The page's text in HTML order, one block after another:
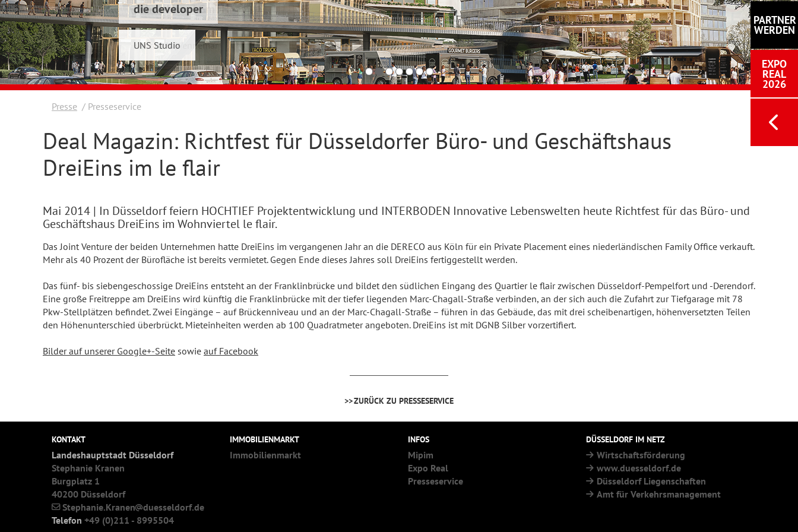
PARTNER
WERDEN
EXPO
REAL
2026
die developer
UNS Studio
Schwelmer7 GmbH
Konrad & Wennemar
Presse Presseservice
Deal Magazin: Richtfest für Düsseldorfer Büro- und Geschäftshaus
DreiEins im le flair
Mai 2014 | In Düsseldorf feiern HOCHTIEF Projektentwicklung und INTERBODEN Innovative Lebenswelten heute Richtfest für das Büro- und
Geschäftshaus DreiEins im Wohnviertel le flair.
Das Joint Venture der beiden Unternehmen hatte DreiEins im vergangenen Jahr an die DERECO aus Köln für ein Private Placement eines niederländischen Family Office verkauft.
Mehr als 40 Prozent der Bürofläche ist bereits vermietet. Gegen Ende dieses Jahres soll DreiEins fertiggestellt werden.
Das fünf- bis siebengeschossige DreiEins entsteht an der Franklinbrücke und bildet den südlichen Eingang des Quartier le flair zwischen Düsseldorf-Pempelfort und -Derendorf.
Eine große Freitreppe am DreiEins wird künftig die Franklinbrücke mit der tiefer liegenden Marc-Chagall-Straße verbinden, an der sich auch die Zufahrt zur Tiefgarage mit 78
Pkw-Stellplätzen befindet. Zwei Eingänge – auf Brückenniveau und an der Marc-Chagall-Straße – führen in das Gebäude, das mit drei scheibenartigen, höhenversetzten Teilen
den Höhenunterschied überbrückt. Mieteinheiten werden ab 100 Quadratmeter angeboten. DreiEins ist mit DGNB Silber vorzertifiert.
Bilder auf unserer Google+-Seite sowie auf Facebook
ZURÜCK ZU PRESSESERVICE
KONTAKT
Landeshauptstadt Düsseldorf
Stephanie Kranen
Burgplatz 1
40200 Düsseldorf
Stephanie.Kranen
duesseldorf.de
Telefon +49 (0)211 - 8995504
IMMOBILIENMARKT
Immobilienmarkt
INFOS
Mipim
Expo Real
Presseservice
DÜSSELDORF IM NETZ
Wirtschaftsförderung
www.duesseldorf.de
Düsseldorf Liegenschaften
Amt für Verkehrsmanagement